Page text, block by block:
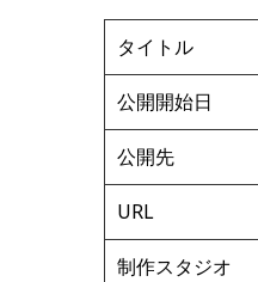
タイトル
公開開始日
公開先
URL
制作スタジオ